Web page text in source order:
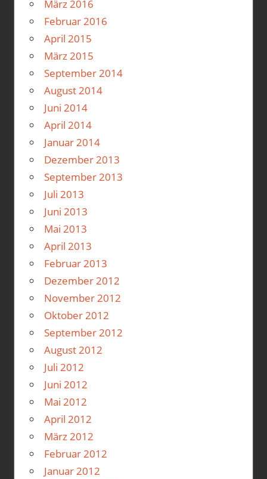
März 2016
Februar 2016
April 2015
März 2015
September 2014
August 2014
Juni 2014
April 2014
Januar 2014
Dezember 2013
September 2013
Juli 2013
Juni 2013
Mai 2013
April 2013
Februar 2013
Dezember 2012
November 2012
Oktober 2012
September 2012
August 2012
Juli 2012
Juni 2012
Mai 2012
April 2012
März 2012
Februar 2012
Januar 2012